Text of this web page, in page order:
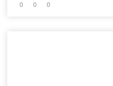
0
0 0